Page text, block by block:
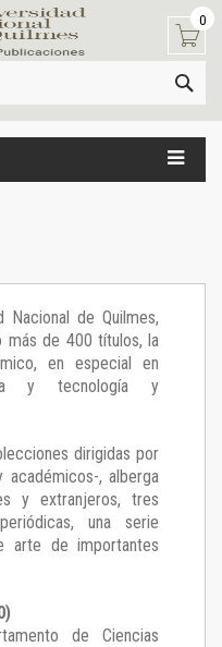
0
Nacional de Quilmes,
más de 400 títulos, la
en especial en
y tecnología y
dirigidas por
académicos-, alberga
y extranjeros, tres
una serie
arte de importantes
de Ciencias